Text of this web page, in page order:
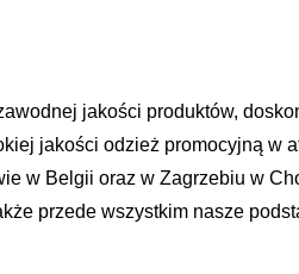
jakości produktów,
jakości odzież promocyjną w
w Belgii oraz w Zagrzebiu w
przede wszystkim nasze